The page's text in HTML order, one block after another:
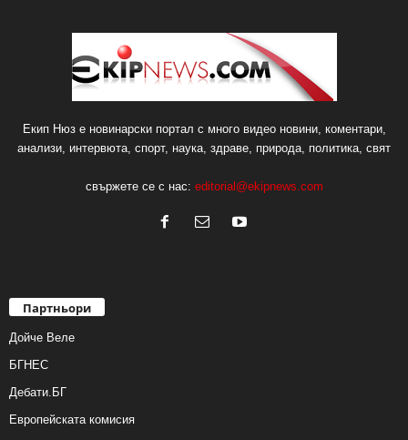
Екип Нюз е новинарски портал с много видео новини, коментари,
анализи, интервюта, спорт, наука, здраве, природа, политика, свят
свържете се с нас: editorial@ekipnews.com
Партньори
Дойче Веле
БГНЕС
Дебати.БГ
Европейската комисия